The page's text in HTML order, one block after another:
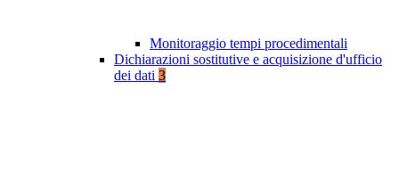
Monitoraggio tempi procedimentali
Dichiarazioni sostitutive e acquisizione d'ufficio
dei dati 3